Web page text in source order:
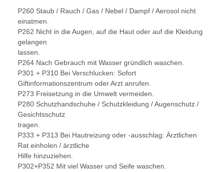
P260 Staub / Rauch / Gas / Nebel / Dampf / Aerosol nicht
einatmen.
P262 Nicht in die Augen, auf die Haut oder auf die Kleidung
gelangen
lassen.
P264 Nach Gebrauch mit Wasser gründlich waschen.
P301 + P310 Bei Verschlucken: Sofort
Giftinformationszentrum oder Arzt anrufen.
P273 Freisetzung in die Umwelt vermeiden.
P280 Schutzhandschuhe / Schutzkleidung / Augenschutz /
Gesichtsschutz
tragen.
P333 + P313 Bei Hautreizung oder -ausschlag: Ärztlichen
Rat einholen / ärztliche
Hilfe hinzuziehen.
P302+P352 Mit viel Wasser und Seife waschen.